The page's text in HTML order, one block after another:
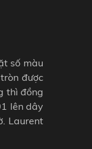
số màu
được
thì đồng
lên dây
Laurent